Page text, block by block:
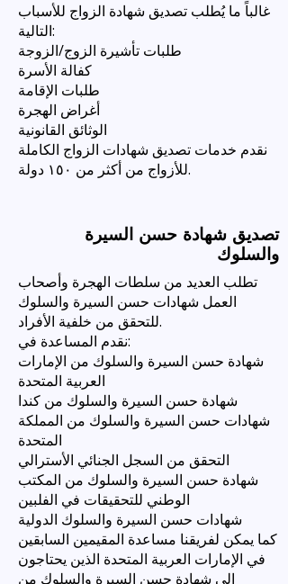
غالباً ما يُطلب تصديق شهادة الزواج للأسباب
التالية:
طلبات تأشيرة الزوج/الزوجة
كفالة الأسرة
طلبات الإقامة
أغراض الهجرة
الوثائق القانونية
نقدم خدمات تصديق شهادات الزواج الكاملة
للأزواج من أكثر من ١٥٠ دولة.
تصديق شهادة حسن السيرة
والسلوك
تطلب العديد من سلطات الهجرة وأصحاب
العمل شهادات حسن السيرة والسلوك
للتحقق من خلفية الأفراد.
نقدم المساعدة في:
شهادة حسن السيرة والسلوك من الإمارات
العربية المتحدة
شهادة حسن السيرة والسلوك من كندا
شهادات حسن السيرة والسلوك من المملكة
المتحدة
التحقق من السجل الجنائي الأسترالي
شهادة حسن السيرة والسلوك من المكتب
الوطني للتحقيقات في الفلبين
شهادات حسن السيرة والسلوك الدولية
كما يمكن لفريقنا مساعدة المقيمين السابقين
في الإمارات العربية المتحدة الذين يحتاجون
إلى شهادة حسن السيرة والسلوك من